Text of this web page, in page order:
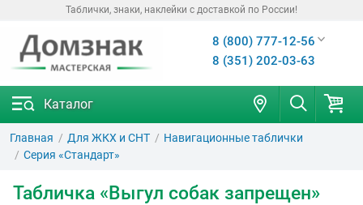
Таблички, знаки, наклейки с доставкой по России!
8 (800) 777-12-56
8 (351) 202-03-63
Каталог
Главная Для ЖКХ и СНТ
Навигационные таблички
Серия «Стандарт»
Табличка «Выгул собак запрещен»